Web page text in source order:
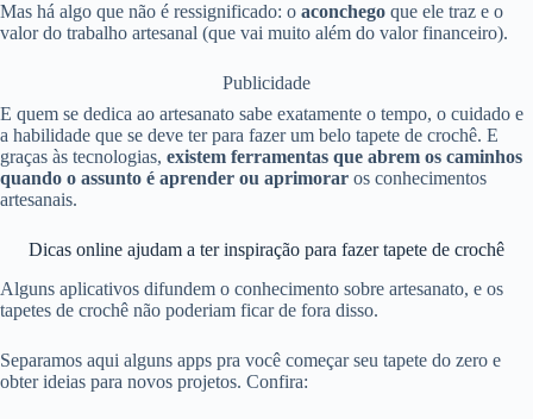
Mas há algo que não é ressignificado: o aconchego que ele traz e o
valor do trabalho artesanal (que vai muito além do valor financeiro).
Publicidade
E quem se dedica ao artesanato sabe exatamente o tempo, o cuidado e
a habilidade que se deve ter para fazer um belo tapete de crochê. E
graças às tecnologias, existem ferramentas que abrem os caminhos
quando o assunto é aprender ou aprimorar os conhecimentos
artesanais.
Dicas online ajudam a ter inspiração para fazer tapete de crochê
Alguns aplicativos difundem o conhecimento sobre artesanato, e os
tapetes de crochê não poderiam ficar de fora disso.
Separamos aqui alguns apps pra você começar seu tapete do zero e
obter ideias para novos projetos. Confira: